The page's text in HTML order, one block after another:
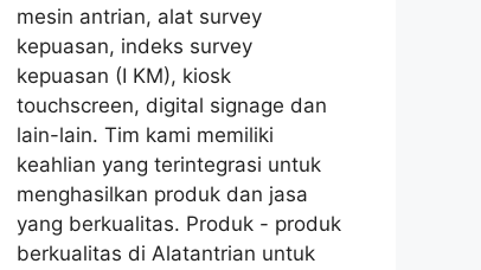
mesin antrian, alat survey
kepuasan, indeks survey
kepuasan (I KM), kiosk
touchscreen, digital signage dan
lain-lain. Tim kami memiliki
keahlian yang terintegrasi untuk
menghasilkan produk dan jasa
yang berkualitas. Produk - produk
berkualitas di Alatantrian untuk